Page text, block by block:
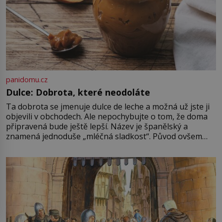
panidomu.cz
Dulce: Dobrota, které neodoláte
Ta dobrota se jmenuje dulce de leche a možná už jste ji
objevili v obchodech. Ale nepochybujte o tom, že doma
připravená bude ještě lepší. Název je španělský a
znamená jednoduše „mléčná sladkost“. Původ ovšem
pře hned několik latinskoamerických zemí a k tomu
Francie, kde se traduje,